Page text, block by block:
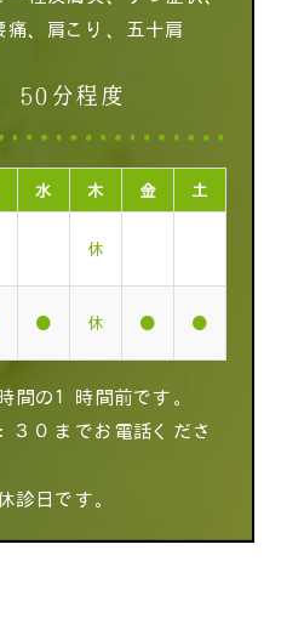
、肩こり、五十肩
50分程度
水 木 金 土
休
● 休 ● ●
間の１時間前です。
３０までお電話くださ
診日です。